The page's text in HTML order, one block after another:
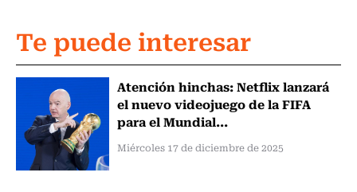
Te puede interesar
Atención hinchas: Netflix lanzará
el nuevo videojuego de la FIFA
para el Mundial...
Miércoles 17 de diciembre de 2025